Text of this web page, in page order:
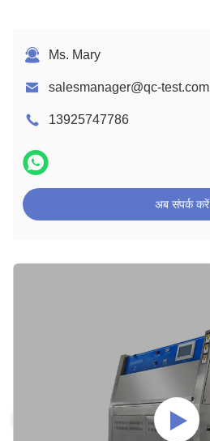
Ms. Mary
salesmanager@qc-test.com
13925747786
अब संपर्क करें